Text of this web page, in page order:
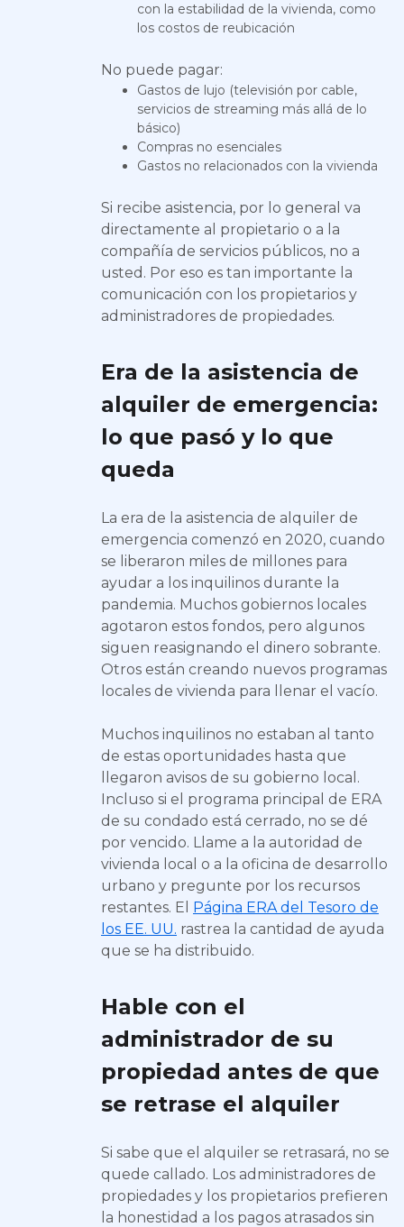
con la estabilidad de la vivienda, como
los costos de reubicación
No puede pagar:
Gastos de lujo (televisión por cable,
servicios de streaming más allá de lo
básico)
Compras no esenciales
Gastos no relacionados con la vivienda
Si recibe asistencia, por lo general va
directamente al propietario o a la
compañía de servicios públicos, no a
usted. Por eso es tan importante la
comunicación con los propietarios y
administradores de propiedades.
Era de la asistencia de
alquiler de emergencia:
lo que pasó y lo que
queda
La era de la asistencia de alquiler de
emergencia comenzó en 2020, cuando
se liberaron miles de millones para
ayudar a los inquilinos durante la
pandemia. Muchos gobiernos locales
agotaron estos fondos, pero algunos
siguen reasignando el dinero sobrante.
Otros están creando nuevos programas
locales de vivienda para llenar el vacío.
Muchos inquilinos no estaban al tanto
de estas oportunidades hasta que
llegaron avisos de su gobierno local.
Incluso si el programa principal de ERA
de su condado está cerrado, no se dé
por vencido. Llame a la autoridad de
vivienda local o a la oficina de desarrollo
urbano y pregunte por los recursos
restantes. El Página ERA del Tesoro de
los EE. UU. rastrea la cantidad de ayuda
que se ha distribuido.
Hable con el
administrador de su
propiedad antes de que
se retrase el alquiler
Si sabe que el alquiler se retrasará, no se
quede callado. Los administradores de
propiedades y los propietarios prefieren
la honestidad a los pagos atrasados sin